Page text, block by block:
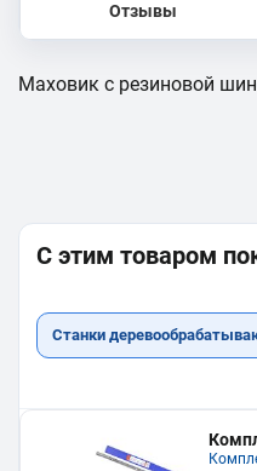
Отзывы
Маховик с резиновой
С этим товаром
Станки